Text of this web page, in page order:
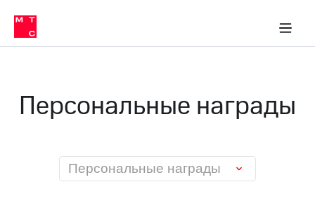
Медиа-центр
и акционерам
Устойчивое развитие
Комплаенс и деловая этика
компании
в МТС
Руководство
МТС
о технологиях
Персональные награды
Персональные награды